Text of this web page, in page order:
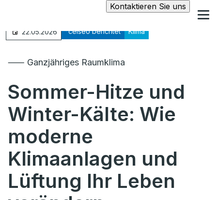
Kontaktieren Sie uns
22.05.2026 °celseo berichtet Klima
⸺ Ganzjähriges Raumklima
Sommer-Hitze und
Winter-Kälte: Wie
moderne
Klimaanlagen und
Lüftung Ihr Leben